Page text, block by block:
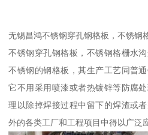
无锡昌鸿不锈钢穿孔钢格板，不锈钢
不锈钢穿孔钢格板，不锈钢格栅水
不锈钢的钢格板，其生产工艺同普
它不用采用喷漆或者热镀锌等防腐
理以除掉焊接过程中留下的焊渣或
外的各类工厂和工程项目中得以广泛